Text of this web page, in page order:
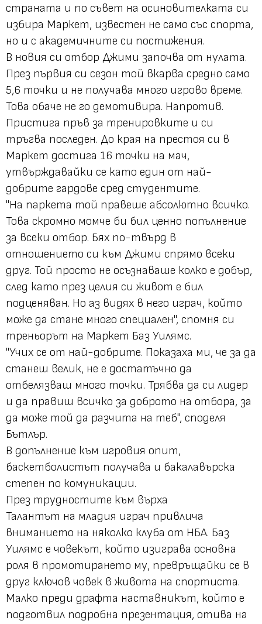
страната и по съвет на осиновителката си
избира Маркет, известен не само със спорта,
но и с академичните си постижения.
В новия си отбор Джими започва от нулата.
През първия си сезон той вкарва средно само
5,6 точки и не получава много игрово време.
Това обаче не го демотивира. Напротив.
Пристига пръв за тренировките и си
тръгва последен. До края на престоя си в
Маркет достига 16 точки на мач,
утвърждавайки се като един от най-
добрите гардове сред студентите.
"На паркета той правеше абсолютно всичко.
Това скромно момче би бил ценно попълнение
за всеки отбор. Бях по-твърд в
отношението си към Джими спрямо всеки
друг. Той просто не осъзнаваше колко е добър,
след като през целия си живот е бил
подценяван. Но аз видях в него играч, който
може да стане много специален", спомня си
треньорът на Маркет Баз Уилямс.
"Учих се от най-добрите. Показаха ми, че за да
станеш велик, не е достатъчно да
отбелязваш много точки. Трябва да си лидер
и да правиш всичко за доброто на отбора, за
да може той да разчита на теб", споделя
Бътлър.
В допълнение към игровия опит,
баскетболистът получава и бакалавърска
степен по комуникации.
През трудностите към върха
Талантът на младия играч привлича
вниманието на няколко клуба от НБА. Баз
Уилямс е човекът, който изиграва основна
роля в промотирането му, превръщайки се в
друг ключов човек в живота на спортиста.
Малко преди драфта наставникът, който е
подготвил подробна презентация, отива на